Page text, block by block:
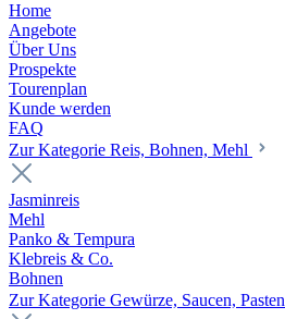
Home
Angebote
Über Uns
Prospekte
Tourenplan
Kunde werden
FAQ
Zur Kategorie Reis, Bohnen, Mehl
Jasminreis
Mehl
Panko & Tempura
Klebreis & Co.
Bohnen
Zur Kategorie Gewürze, Saucen, Pasten